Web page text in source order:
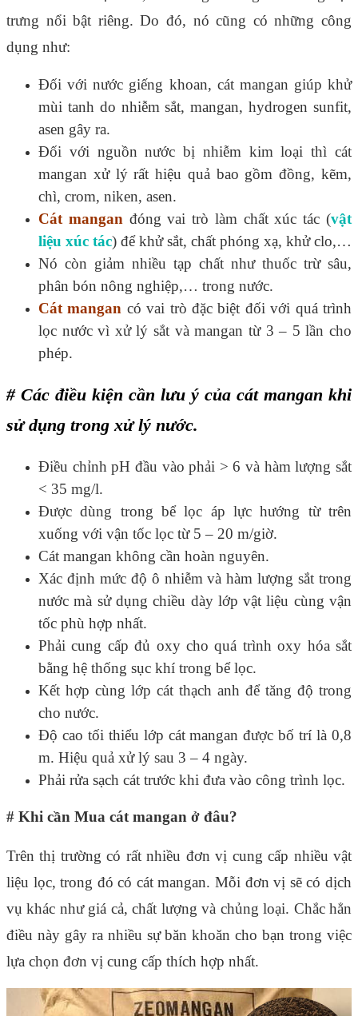
trưng nổi bật riêng. Do đó, nó cũng có những công
dụng như:
Đối với nước giếng khoan, cát mangan giúp khử
mùi tanh do nhiễm sắt, mangan, hydrogen sunfit,
asen gây ra.
Đối với nguồn nước bị nhiễm kim loại thì cát
mangan xử lý rất hiệu quả bao gồm đồng, kẽm,
chì, crom, niken, asen.
Cát mangan đóng vai trò làm chất xúc tác (vật
liệu xúc tác) để khử sắt, chất phóng xạ, khử clo,…
Nó còn giảm nhiều tạp chất như thuốc trừ sâu,
phân bón nông nghiệp,… trong nước.
Cát mangan có vai trò đặc biệt đối với quá trình
lọc nước vì xử lý sắt và mangan từ 3 – 5 lần cho
phép.
# Các điều kiện cần lưu ý của cát mangan khi
sử dụng trong xử lý nước.
Điều chỉnh pH đầu vào phải > 6 và hàm lượng sắt
< 35 mg/l.
Được dùng trong bể lọc áp lực hướng từ trên
xuống với vận tốc lọc từ 5 – 20 m/giờ.
Cát mangan không cần hoàn nguyên.
Xác định mức độ ô nhiễm và hàm lượng sắt trong
nước mà sử dụng chiều dày lớp vật liệu cùng vận
tốc phù hợp nhất.
Phải cung cấp đủ oxy cho quá trình oxy hóa sắt
bằng hệ thống sục khí trong bể lọc.
Kết hợp cùng lớp cát thạch anh để tăng độ trong
cho nước.
Độ cao tối thiểu lớp cát mangan được bố trí là 0,8
m. Hiệu quả xử lý sau 3 – 4 ngày.
Phải rửa sạch cát trước khi đưa vào công trình lọc.
# Khi cần Mua cát mangan ở đâu?
Trên thị trường có rất nhiều đơn vị cung cấp nhiều vật
liệu lọc, trong đó có cát mangan. Mỗi đơn vị sẽ có dịch
vụ khác như giá cả, chất lượng và chủng loại. Chắc hẳn
điều này gây ra nhiều sự băn khoăn cho bạn trong việc
lựa chọn đơn vị cung cấp thích hợp nhất.